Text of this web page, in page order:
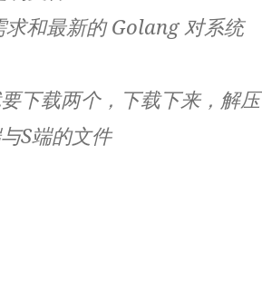
和最新的 Golang 对系统
下载两个，下载下来，解压
S端的文件